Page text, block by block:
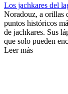
Los jachkares del
Noradouz, a orillas
puntos históricos
de jachkares. Sus
que solo pueden
Leer más